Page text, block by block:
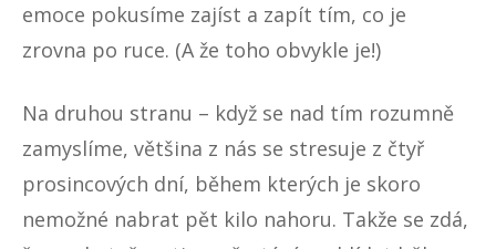
emoce pokusíme zajíst a zapít tím, co je
zrovna po ruce. (A že toho obvykle je!)
Na druhou stranu – když se nad tím rozumně
zamyslíme, většina z nás se stresuje z čtyř
prosincových dní, během kterých je skoro
nemožné nabrat pět kilo nahoru. Takže se zdá,